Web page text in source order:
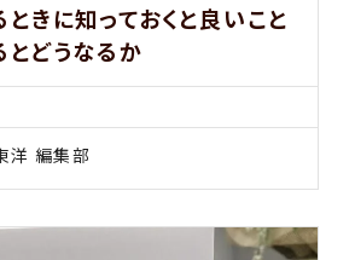
きに知っておくと良いこと
どうなるか
洋 編集部